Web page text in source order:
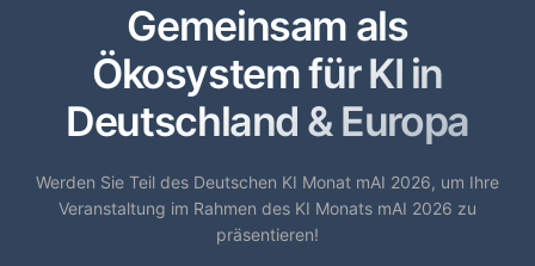
Gemeinsam als
Ökosystem für KI in
Deutschland & Europa
Werden Sie Teil des Deutschen KI Monat mAI 2026, um Ihre
Veranstaltung im Rahmen des KI Monats mAI 2026 zu
präsentieren!